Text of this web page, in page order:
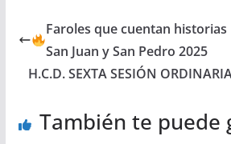
Faroles que cuentan
San Juan y San Pedro 2025
H.C.D. SEXTA SESIÓN
También te puede